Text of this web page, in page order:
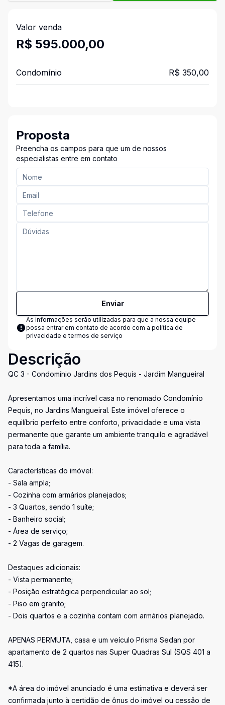
Valor venda
R$ 595.000,00
Condomínio R$ 350,00
Proposta
Preencha os campos para que um de nossos
especialistas entre em contato
Enviar
As informações serão utilizadas para que a nossa equipe
possa entrar em contato de acordo com a política de
privacidade e termos de serviço
Descrição
QC 3 - Condomínio Jardins dos Pequis - Jardim Mangueiral
Apresentamos uma incrível casa no renomado Condomínio
Pequis, no Jardins Mangueiral. Este imóvel oferece o
equilíbrio perfeito entre conforto, privacidade e uma vista
permanente que garante um ambiente tranquilo e agradável
para toda a família.
Características do imóvel:
- Sala ampla;
- Cozinha com armários planejados;
- 3 Quartos, sendo 1 suíte;
- Banheiro social;
- Área de serviço;
- 2 Vagas de garagem.
Destaques adicionais:
- Vista permanente;
- Posição estratégica perpendicular ao sol;
- Piso em granito;
- Dois quartos e a cozinha contam com armários planejado.
APENAS PERMUTA, casa e um veículo Prisma Sedan por
apartamento de 2 quartos nas Super Quadras Sul (SQS 401 a
415).
*A área do imóvel anunciado é uma estimativa e deverá ser
confirmada junto à certidão de ônus do imóvel ou cessão de